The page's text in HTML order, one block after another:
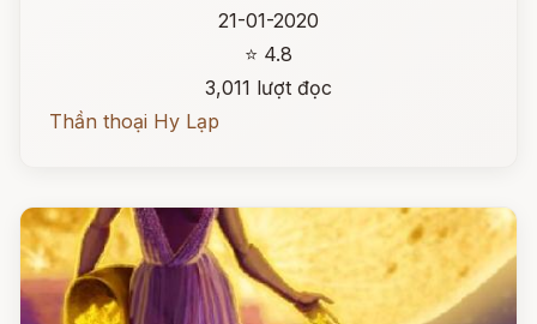
21-01-2020
⭐ 4.8
3,011 lượt đọc
Thần thoại Hy Lạp